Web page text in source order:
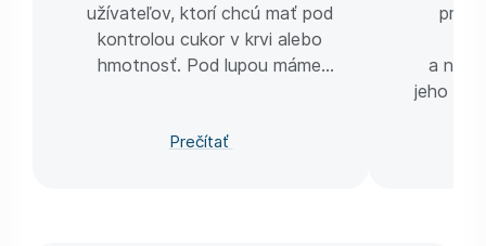
užívateľov, ktorí chcú mať pod
kontrolou cukor v krvi alebo
hmotnosť. Pod lupou máme
Prečítať
a
jeho